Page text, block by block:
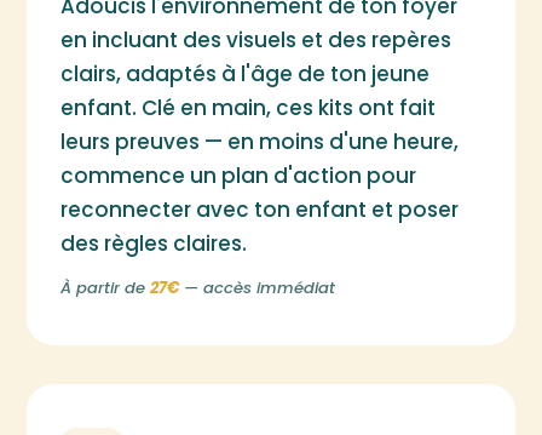
en incluant des visuels et des repères
clairs, adaptés à l'âge de ton jeune
enfant. Clé en main, ces kits ont fait
leurs preuves — en moins d'une heure,
commence un plan d'action pour
reconnecter avec ton enfant et poser
des règles claires.
À partir de27€— accès immédiat